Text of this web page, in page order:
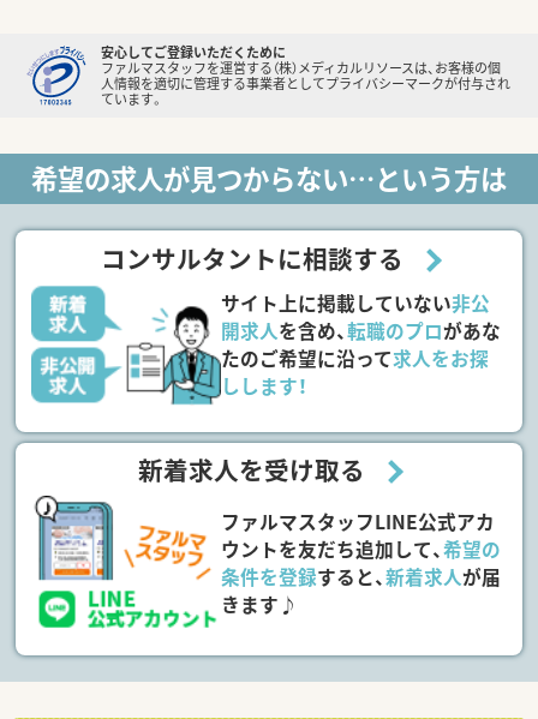
安心してご登録いただくために
ファルマスタッフを運営する（株）メディカルリソースは、お客様の個
人情報を適切に管理する事業者としてプライバシーマークが付与され
ています。
希望の求人が見つからない…という方は
コンサルタントに相談する
サイト上に掲載していない非公
開求人を含め、転職のプロがあな
たのご希望に沿って求人をお探
しします！
新着求人を受け取る
ファルマスタッフLINE公式アカ
ウントを友だち追加して、希望の
条件を登録すると、新着求人が届
きます♪